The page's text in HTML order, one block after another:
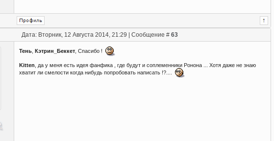
Дата: Вторник, 12 Августа 2014, 21:29 | Сообщение # 63
Тень Кэтрин_Беккет , Спасибо !
Kitten , да у меня есть идея фанфика , где будут и соплеменники Ронона ... Хотя даже не знаю
хватит ли смелости когда нибудь попробовать написать !?....